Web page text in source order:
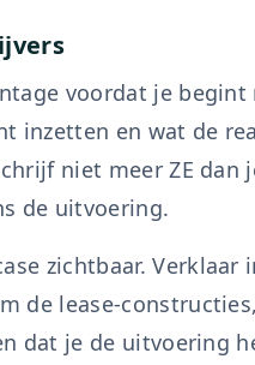
voordat je
inzetten en wat de
niet meer ZE
de uitvoering.
zichtbaar. Verklaar
de lease-
dat je de uitvoering